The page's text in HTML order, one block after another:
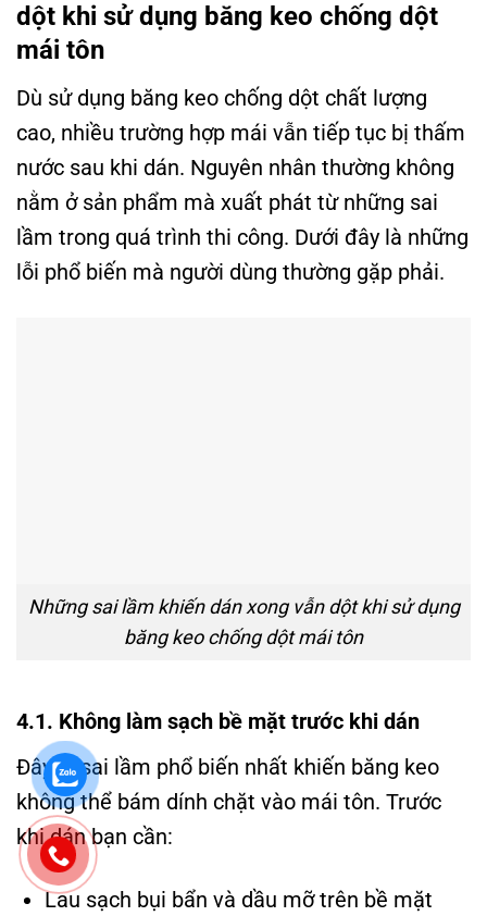
dột khi sử dụng băng keo chống dột
mái tôn
Dù sử dụng băng keo chống dột chất lượng
cao, nhiều trường hợp mái vẫn tiếp tục bị thấm
nước sau khi dán. Nguyên nhân thường không
nằm ở sản phẩm mà xuất phát từ những sai
lầm trong quá trình thi công. Dưới đây là những
lỗi phổ biến mà người dùng thường gặp phải.
Những sai lầm khiến dán xong vẫn dột khi sử dụng
băng keo chống dột mái tôn
4.1. Không làm sạch bề mặt trước khi dán
Đây là sai lầm phổ biến nhất khiến băng keo
không thể bám dính chặt vào mái tôn. Trước
khi dán bạn cần:
Lau sạch bụi bẩn và dầu mỡ trên bề mặt